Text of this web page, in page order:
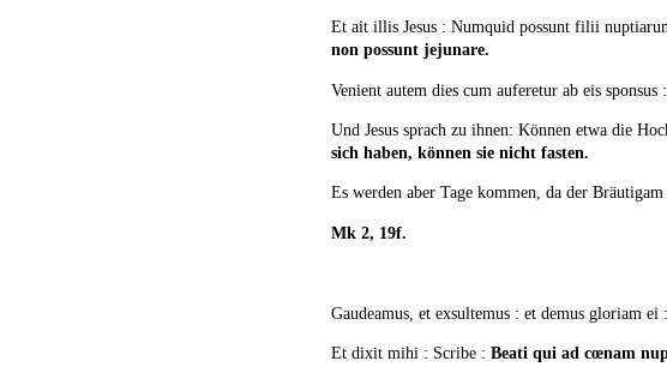
Et ait illis Jesus : Numquid possunt filii
non possunt jejunare.
Venient autem dies cum auferetur ab eis
Und Jesus sprach zu ihnen: Können etwa die
sich haben, können sie nicht fasten.
Es werden aber Tage kommen, da der
Mk 2, 19f.
Gaudeamus, et exsultemus : et demus gloriam ei :
Et dixit mihi : Scribe : Beati qui ad cœnam